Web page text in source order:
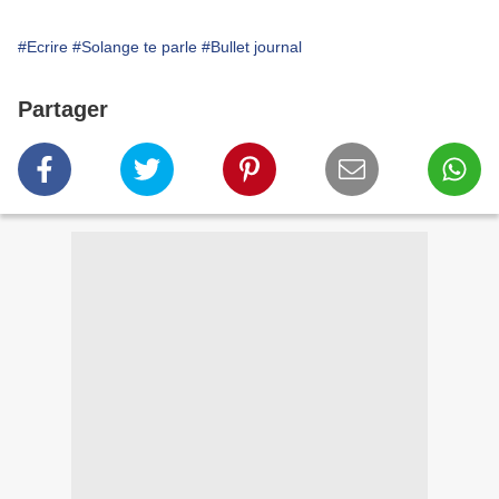
#Ecrire #Solange te parle #Bullet journal
Partager